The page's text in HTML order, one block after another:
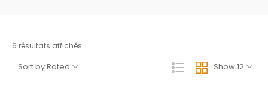
6 résultats affichés
Show 12
Sort by Rated